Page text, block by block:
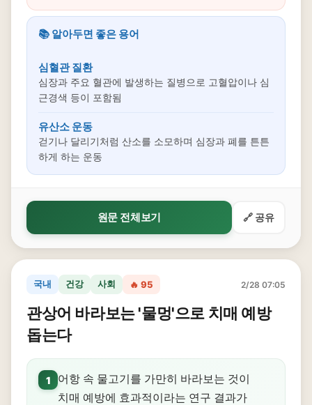
📚 알아두면 좋은 용어
심혈관 질환
심장과 주요 혈관에 발생하는 질병으로 고혈압이나 심
근경색 등이 포함됨
유산소 운동
걷기나 달리기처럼 산소를 소모하며 심장과 폐를 튼튼
하게 하는 운동
원문 전체보기 🔗 공유
국내 건강 사회 🔥 95 2/28 07:05
관상어 바라보는 '물멍'으로 치매 예방
돕는다
1
어항 속 물고기를 가만히 바라보는 것이
치매 예방에 효과적이라는 연구 결과가